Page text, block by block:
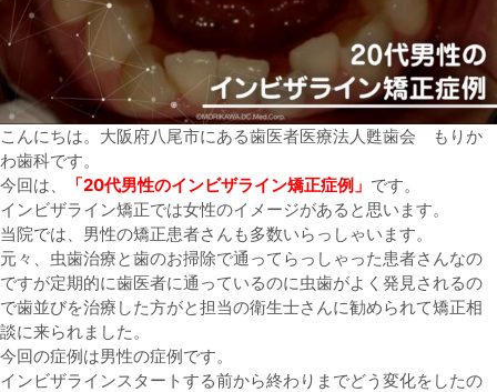
こんにちは。大阪府八尾市にある歯医者医療法人甦歯会 もりか
わ歯科です。
今回は、
「20代男性のインビザライン矯正症例」 です。
インビザライン矯正では女性のイメージがあると思います。
当院では、男性の矯正患者さんも多数いらっしゃいます。
元々、虫歯治療と歯のお掃除で通ってらっしゃった患者さんなの
ですが定期的に歯医者に通っているのに虫歯がよく発見されるの
で歯並びを治療した方がと担当の衛生士さんに勧められて矯正相
談に来られました。
今回の症例は男性の症例です。
インビザラインスタートする前から終わりまでどう変化をしたの